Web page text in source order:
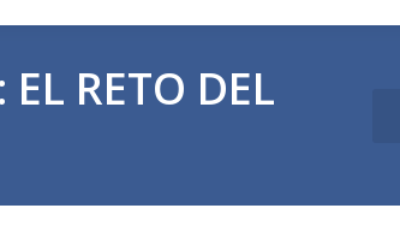
RETO DEL